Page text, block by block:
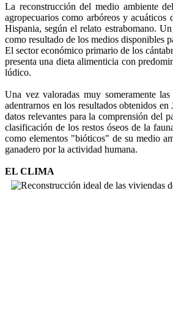
La reconstrucción del medio ambiente
agropecuarios como arbóreos y
Hispania, según el relato estrabomano.
como resultado de los medios disponibles
El sector económico primario de los
presenta una dieta alimenticia con
lúdico.
Una vez valoradas muy someramente
adentrarnos en los resultados obtenidos
datos relevantes para la comprensión del
clasificación de los restos óseos de la
como elementos "bióticos" de su medio
ganadero por la actividad humana.
EL CLIMA